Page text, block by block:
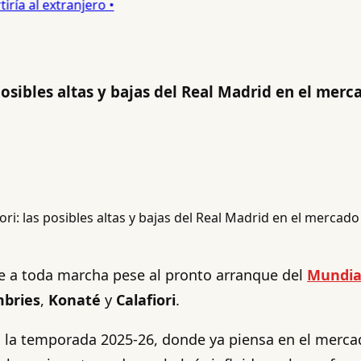
al extranjero •
altas y bajas del Real Madrid en el
a toda marcha pese al pronto arranque del
, Konaté y Calafiori.
temporada 2025-26, donde ya piensa en el